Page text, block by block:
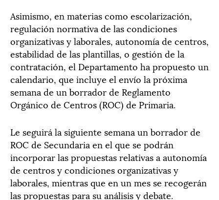
Asimismo, en materias como escolarización,
regulación normativa de las condiciones
organizativas y laborales, autonomía de centros,
estabilidad de las plantillas, o gestión de la
contratación, el Departamento ha propuesto un
calendario, que incluye el envío la próxima
semana de un borrador de Reglamento
Orgánico de Centros (ROC) de Primaria.
Le seguirá la siguiente semana un borrador de
ROC de Secundaria en el que se podrán
incorporar las propuestas relativas a autonomía
de centros y condiciones organizativas y
laborales, mientras que en un mes se recogerán
las propuestas para su análisis y debate.